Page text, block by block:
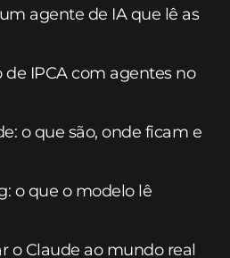
agente de IA que lê as
IPCA com agentes no
o que são, onde ficam e
o que o modelo lê
o Claude ao mundo real